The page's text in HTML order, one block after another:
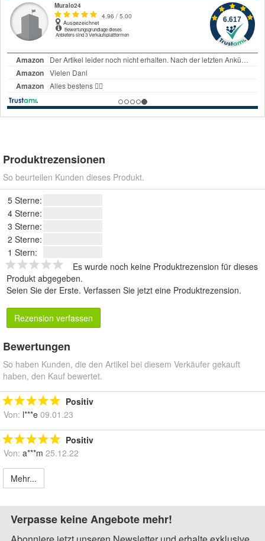
Produktrezensionen
So beurteilen Kunden dieses Produkt.
5 Sterne:
4 Sterne:
3 Sterne:
2 Sterne:
1 Stern:
Es wurde noch keine Produktrezension für dieses
Produkt abgegeben.
Seien Sie der Erste. Verfassen Sie jetzt eine Produktrezension.
Rezension verfassen
Bewertungen
So haben Kunden, die den Artikel bei diesem Verkäufer gekauft
haben, den Kauf bewertet.
Positiv
Von: l***e 09.01.23
Positiv
Von: a***m 25.12.22
Mehr...
Verpasse keine Angebote mehr!